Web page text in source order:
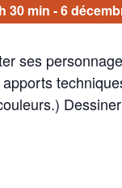
30 min -6
ses